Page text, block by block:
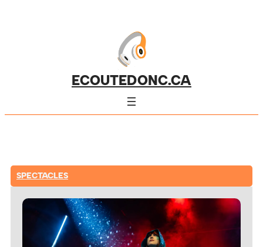
ECOUTEDONC.CA
SPECTACLES